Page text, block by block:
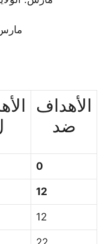
13
الأهداف
ضد
0
12
12